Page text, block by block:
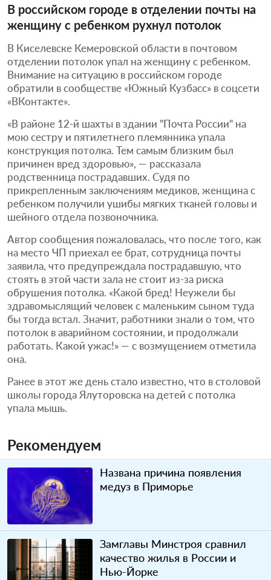
В российском городе в отделении почты на
женщину с ребенком рухнул потолок
В Киселевске Кемеровской области в почтовом
отделении потолок упал на женщину с ребенком.
Внимание на ситуацию в российском городе
обратили в сообществе «Южный Кузбасс» в соцсети
«ВКонтакте».
«В районе 12-й шахты в здании "Почта России" на
мою сестру и пятилетнего племянника упала
конструкция потолка. Тем самым близким был
причинен вред здоровью», — рассказала
родственница пострадавших. Судя по
прикрепленным заключениям медиков, женщина с
ребенком получили ушибы мягких тканей головы и
шейного отдела позвоночника.
Автор сообщения пожаловалась, что после того, как
на место ЧП приехал ее брат, сотрудница почты
заявила, что предупреждала пострадавшую, что
стоять в этой части зала не стоит из-за риска
обрушения потолка. «Какой бред! Неужели бы
здравомыслящий человек с маленьким сыном туда
бы тогда встал. Значит, работники знали о том, что
потолок в аварийном состоянии, и продолжали
работать. Какой ужас!» — с возмущением отметила
она.
Ранее в этот же день стало известно, что в столовой
школы города Ялуторовска на детей с потолка
упала мышь.
Рекомендуем
Названа причина появления
медуз в Приморье
Замглавы Минстроя сравнил
качество жилья в России и
Нью-Йорке